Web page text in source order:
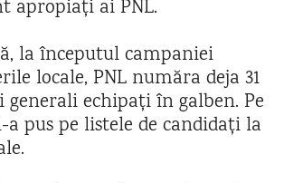
apropiați ai PNL.
la începutul campaniei
locale, PNL număra deja 31
generali echipați în galben. Pe
pus pe listele de candidați la